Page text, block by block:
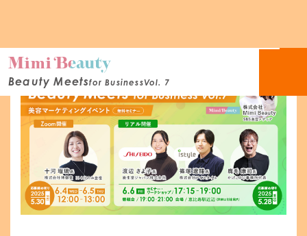
Beauty Meetsfor BusinessVol. 7